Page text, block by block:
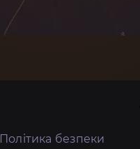
Політика безпеки